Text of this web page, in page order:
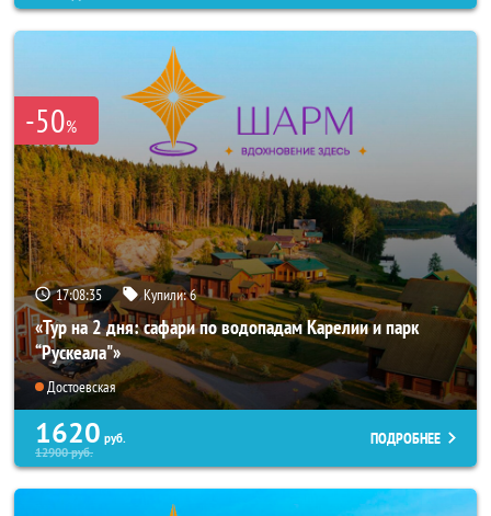
-50%
17:08:33 Купили:6
«Тур на 2 дня: сафари по водопадам Карелии и парк
“Рускеала"»
Достоевская
1620 руб.
12900руб.
ПОДРОБНЕЕ